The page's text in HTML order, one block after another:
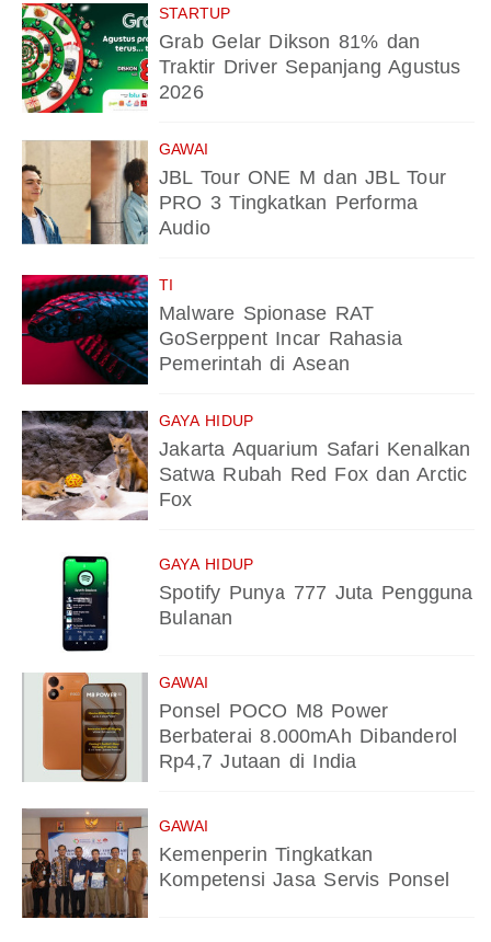
STARTUP
Grab Gelar Dikson 81% dan
Traktir Driver Sepanjang Agustus
2026
GAWAI
JBL Tour ONE M dan JBL Tour
PRO 3 Tingkatkan Performa
Audio
TI
Malware Spionase RAT
GoSerppent Incar Rahasia
Pemerintah di Asean
GAYA HIDUP
Jakarta Aquarium Safari Kenalkan
Satwa Rubah Red Fox dan Arctic
Fox
GAYA HIDUP
Spotify Punya 777 Juta Pengguna
Bulanan
GAWAI
Ponsel POCO M8 Power
Berbaterai 8.000mAh Dibanderol
Rp4,7 Jutaan di India
GAWAI
Kemenperin Tingkatkan
Kompetensi Jasa Servis Ponsel